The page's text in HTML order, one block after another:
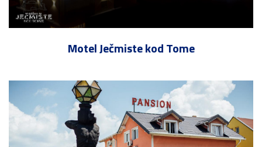
Motel Ječmiste kod Tome